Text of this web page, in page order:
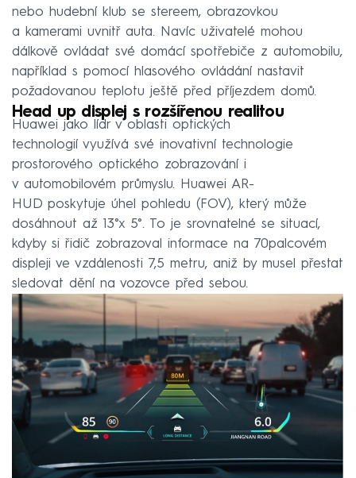
nebo hudební klub se stereem, obrazovkou
a kamerami uvnitř auta. Navíc uživatelé mohou
dálkově ovládat své domácí spotřebiče z automobilu,
například s pomocí hlasového ovládání nastavit
požadovanou teplotu ještě před příjezdem domů.
Head up displej s rozšířenou realitou
Huawei jako lídr v oblasti optických
technologií využívá své inovativní technologie
prostorového optického zobrazování i
v automobilovém průmyslu. Huawei AR-
HUD poskytuje úhel pohledu (FOV), který může
dosáhnout až 13°x 5°. To je srovnatelné se situací,
kdyby si řidič zobrazoval informace na 70palcovém
displeji ve vzdálenosti 7,5 metru, aniž by musel přestat
sledovat dění na vozovce před sebou.